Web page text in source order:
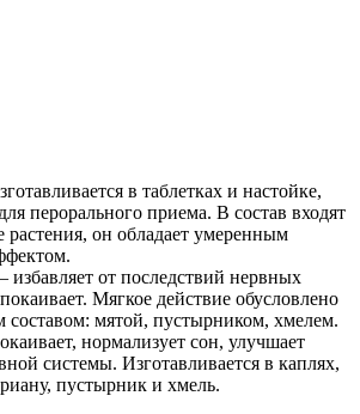
в таблетках и настойке,
перорального приема. В состав входят
растения, он обладает умеренным
от последствий нервных
Мягкое действие обусловлено
мятой, пустырником, хмелем.
нормализует сон, улучшает
системы. Изготавливается в каплях,
пустырник и хмель.